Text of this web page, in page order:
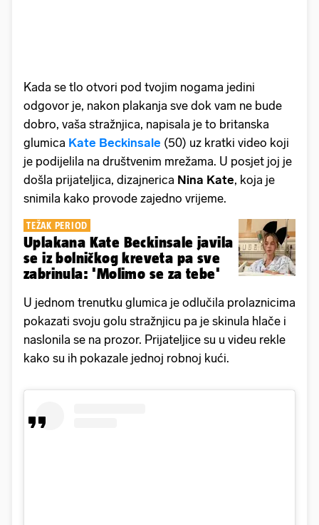
Kada se tlo otvori pod tvojim nogama jedini
odgovor je, nakon plakanja sve dok vam ne bude
dobro, vaša stražnjica, napisala je to britanska
glumica Kate Beckinsale (50) uz kratki video koji
je podijelila na društvenim mrežama. U posjet joj je
došla prijateljica, dizajnerica Nina Kate, koja je
snimila kako provode zajedno vrijeme.
TEŽAK PERIOD
Uplakana Kate Beckinsale javila
se iz bolničkog kreveta pa sve
zabrinula: 'Molimo se za tebe'
U jednom trenutku glumica je odlučila prolaznicima
pokazati svoju golu stražnjicu pa je skinula hlače i
naslonila se na prozor. Prijateljice su u videu rekle
kako su ih pokazale jednoj robnoj kući.